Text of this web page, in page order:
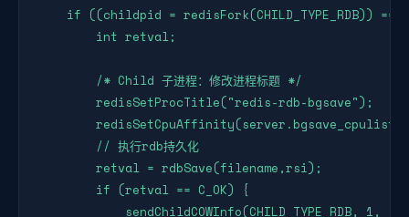
if ((childpid = redisFork(CHILD_TYPE_RDB)) ==
int retval;
/* Child 子进程：修改进程标题 */
redisSetProcTitle("redis-rdb-bgsave");
redisSetCpuAffinity(server.bgsave_cpulist);
// 执行rdb持久化
retval = rdbSave(filename,rsi);
if (retval == C_OK) {
sendChildCOWInfo(CHILD_TYPE_RDB, 1,